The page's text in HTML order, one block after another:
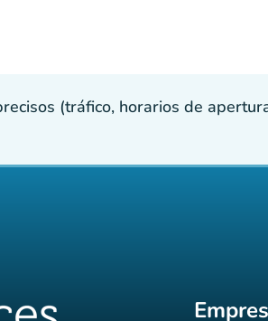
(tráfico, horarios de